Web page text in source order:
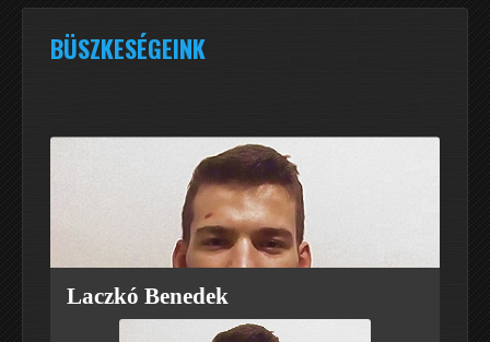
BÜSZKESÉGEINK
Laczkó Benedek